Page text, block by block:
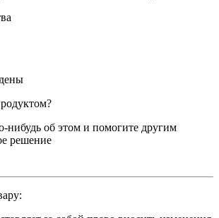
нибудь об этом и помогите другим
решение